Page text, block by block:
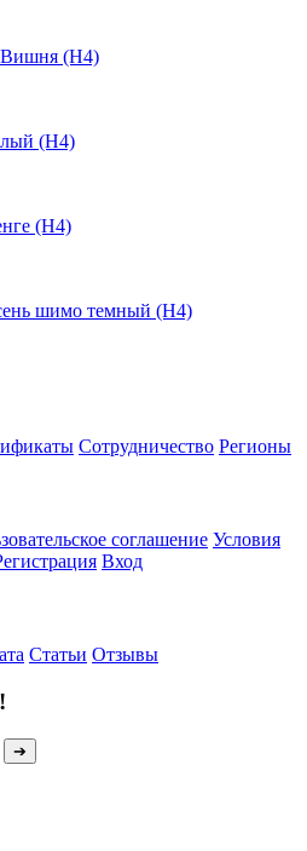
Вишня (Н4)
(Н4)
(Н4)
шимо темный (Н4)
Сотрудничество Регионы
соглашение Условия
Вход
Статьи Отзывы